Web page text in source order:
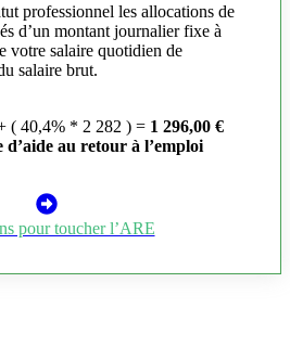
professionnel les allocations de
d’un montant journalier fixe à
votre salaire quotidien de
salaire brut.
( 40,4% * 2 282 ) = 1 296,00 €
d’aide au retour à l’emploi
pour toucher l’ARE